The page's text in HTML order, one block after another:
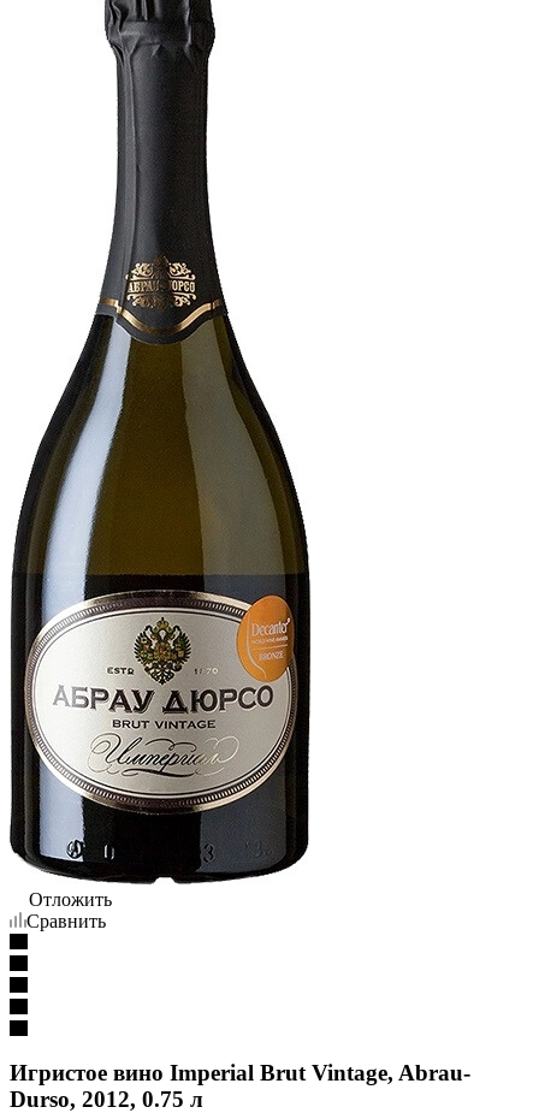
Отложить
Сравнить
Игристое вино Imperial Brut Vintage, Abrau-
Durso, 2012, 0.75 л